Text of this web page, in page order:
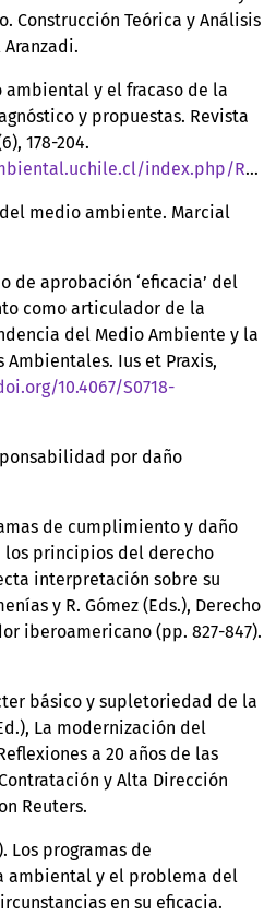
Construcción Teórica y Análisis
ambiental y el fracaso de la
y propuestas. Revista
178-204.
index.php/RDA/article/view/43321
del medio ambiente. Marcial
de aprobación ‘eficacia’ del
como articulador de la
del Medio Ambiente y la
Ius et Praxis,
10.4067/S0718-
por daño
de cumplimiento y daño
principios del derecho
interpretación sobre su
y R. Gómez (Eds.), Derecho
iberoamericano (pp. 827-847).
básico y supletoriedad de la
La modernización del
a 20 años de las
y Alta Dirección
Reuters.
Los programas de
ambiental y el problema del
en su eficacia.